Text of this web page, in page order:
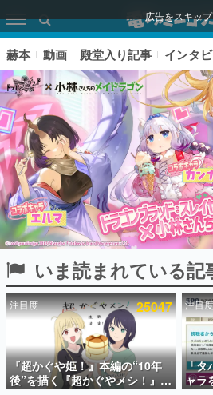
広告をスキップ
ピックアップ
電ファミのいま読まれている記事ラン
アプリセール情報
インタビュー
赫本 動画 殿堂入り記事 インタ
いま読まれている記
注目度 25047
『超かぐや姫！』本編の“10年
後”を描く『超かぐやメシ！』
注目度
「タ
ャラ